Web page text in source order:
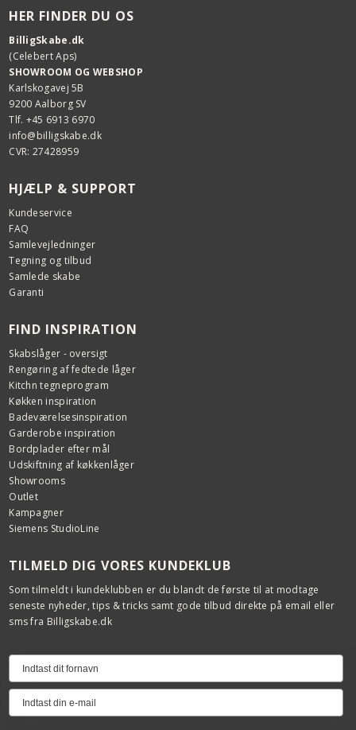
HER FINDER DU OS
BilligSkabe.dk
(Celebert Aps)
SHOWROOM OG WEBSHOP
Karlskogavej 5B
9200 Aalborg SV
Tlf. +45 6913 6970
info@billigskabe.dk
CVR: 27428959
HJÆLP & SUPPORT
Kundeservice
FAQ
Samlevejledninger
Tegning og tilbud
Samlede skabe
Garanti
FIND INSPIRATION
Skabslåger - oversigt
Rengøring af fedtede låger
Kitchn tegneprogram
Køkken inspiration
Badeværelsesinspiration
Garderobe inspiration
Bordplader efter mål
Udskiftning af køkkenlåger
Showrooms
Outlet
Kampagner
Siemens StudioLine
TILMELD DIG VORES KUNDEKLUB
Som tilmeldt i kundeklubben er du blandt de første til at modtage
seneste nyheder, tips & tricks samt gode tilbud direkte på email eller
sms fra Billigskabe.dk